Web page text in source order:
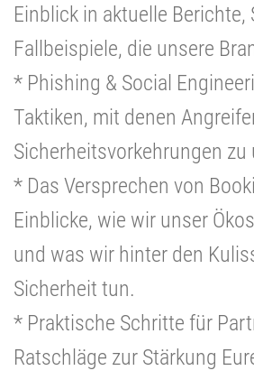
Einblick in aktuelle
Fallbeispiele, die unsere
* Phishing & Social
Taktiken, mit denen
Sicherheitsvorkehrungen zu
* Das Versprechen von
Einblicke, wie wir unser
und was wir hinter den
Sicherheit tun.
* Praktische Schritte für
Ratschläge zur Stärkung